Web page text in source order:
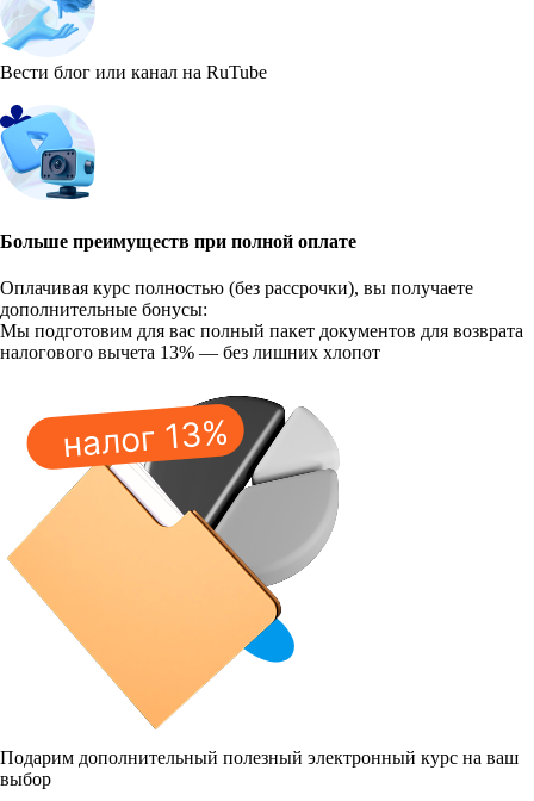
Вести блог или канал на RuTube
Больше преимуществ при полной оплате
Оплачивая курс полностью (без рассрочки), вы получаете
дополнительные бонусы:
Мы подготовим для вас полный пакет документов для возврата
налогового вычета 13% — без лишних хлопот
Подарим дополнительный полезный электронный курс на ваш
выбор